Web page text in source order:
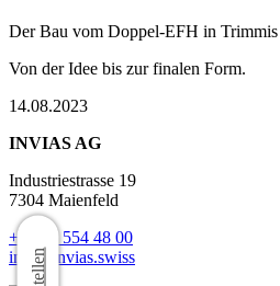
Der Bau vom Doppel-EFH in Trimmis
Von der Idee bis zur finalen Form.
14.08.2023
INVIAS AG
Industriestrasse 19
7304 Maienfeld
+41 81 554 48 00
info@invias.swiss